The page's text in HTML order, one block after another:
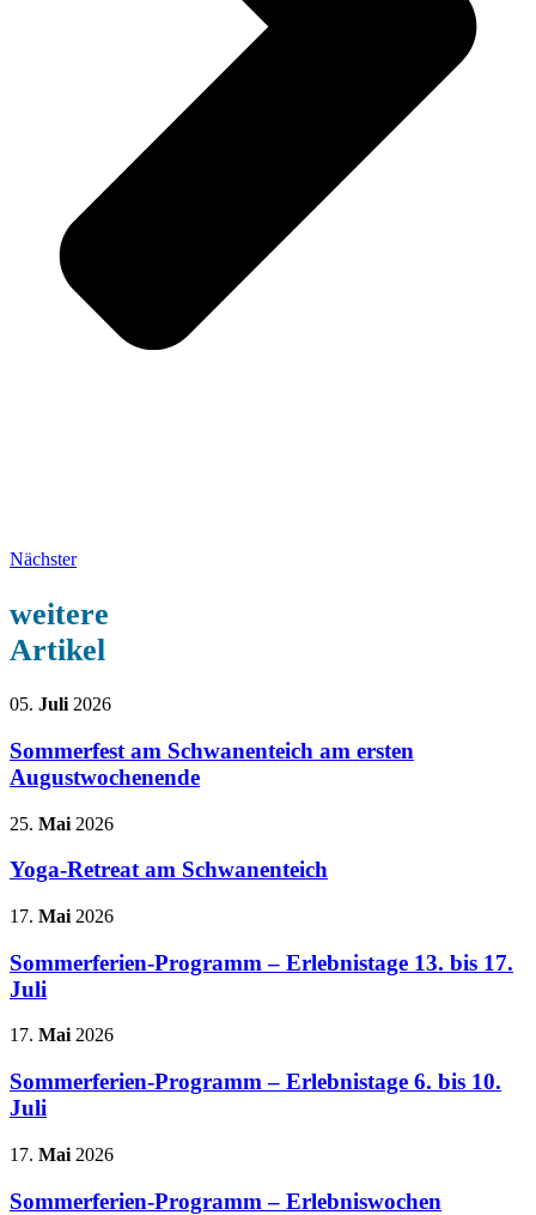
Nächster
weitere
Artikel
05. Juli 2026
Sommerfest am Schwanenteich am ersten
Augustwochenende
25. Mai 2026
Yoga-Retreat am Schwanenteich
17. Mai 2026
Sommerferien-Programm – Erlebnistage 13. bis 17.
Juli
17. Mai2026
Sommerferien-Programm – Erlebnistage 6. bis 10.
Juli
17. Mai 2026
Sommerferien-Programm – Erlebniswochen